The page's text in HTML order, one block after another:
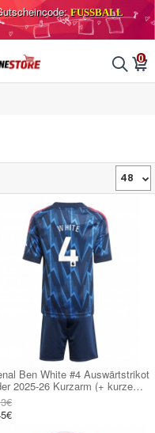
FUSSBALL
󰂨 0
󰃦
Ben White #4 Auswärtstrikot
2025-26 Kurzarm (+ kurze